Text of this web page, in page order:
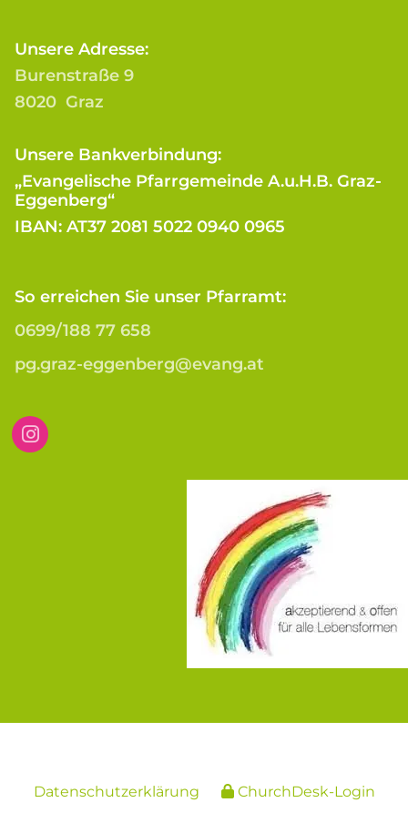
Unsere Adresse:
Burenstraße 9
8020 Graz
Unsere Bankverbindung:
„Evangelische Pfarrgemeinde A.u.H.B. Graz-
Eggenberg“
IBAN: AT37 2081 5022 0940 0965
So erreichen Sie unser Pfarramt:
0699/188 77 658
pg.graz-eggenberg@evang.at
Datenschutzerklärung ChurchDesk-Login